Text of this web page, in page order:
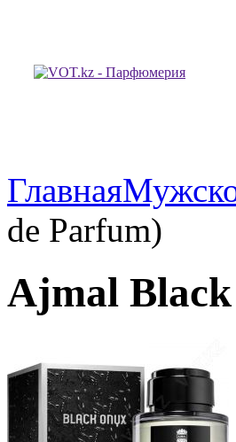
Главная
de Parfum)
Ajmal